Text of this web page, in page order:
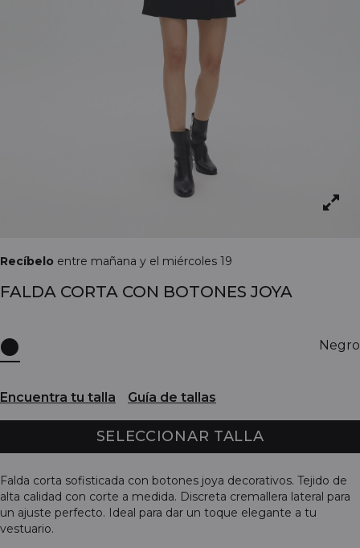
Recíbelo entre mañana y el miércoles 19
FALDA CORTA CON BOTONES JOYA
Negro
Encuentra tu talla Guía de tallas
SELECCIONAR TALLA
Falda corta sofisticada con botones joya decorativos. Tejido de
alta calidad con corte a medida. Discreta cremallera lateral para
un ajuste perfecto. Ideal para dar un toque elegante a tu
vestuario.